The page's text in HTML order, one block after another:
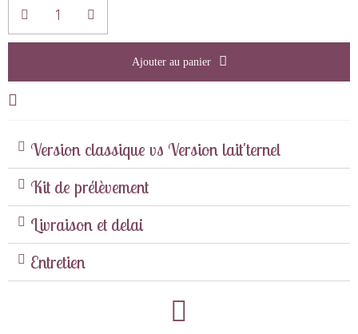
Ajouter au panier
Version classique vs Version lait'ternel
Kit de prélèvement
Livraison et delai
Entretien